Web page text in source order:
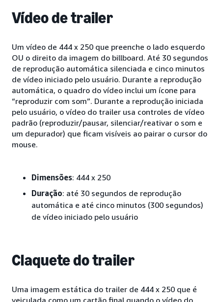
Vídeo de trailer
Um vídeo de 444 x 250 que preenche o lado esquerdo
OU o direito da imagem do billboard. Até 30 segundos
de reprodução automática silenciada e cinco minutos
de vídeo iniciado pelo usuário. Durante a reprodução
automática, o quadro do vídeo inclui um ícone para
“reproduzir com som”. Durante a reprodução iniciada
pelo usuário, o vídeo do trailer usa controles de vídeo
padrão (reproduzir/pausar, silenciar/reativar o som e
um depurador) que ficam visíveis ao pairar o cursor do
mouse.
Dimensões: 444 x 250
Duração: até 30 segundos de reprodução
automática e até cinco minutos (300 segundos)
de vídeo iniciado pelo usuário
Claquete do trailer
Uma imagem estática do trailer de 444 x 250 que é
veiculada como um cartão final quando o vídeo do